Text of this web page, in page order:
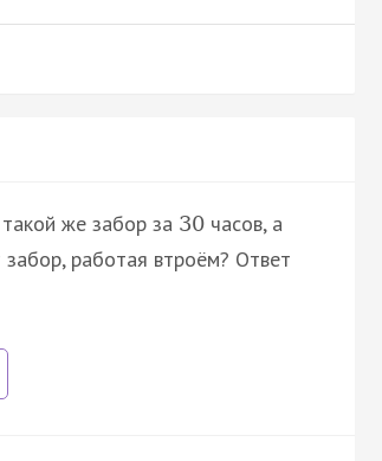
же забор за 30 часов, а
работая втроём? Ответ